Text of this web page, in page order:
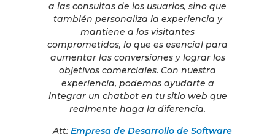
a las consultas de los usuarios, sino que
también personaliza la experiencia y
mantiene a los visitantes
comprometidos, lo que es esencial para
aumentar las conversiones y lograr los
objetivos comerciales. Con nuestra
experiencia, podemos ayudarte a
integrar un chatbot en tu sitio web que
realmente haga la diferencia.
Att: Empresa de Desarrollo de Software